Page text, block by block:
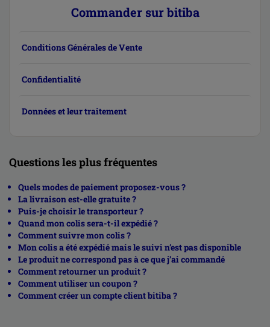
Commander sur bitiba
Conditions Générales de Vente
Confidentialité
Données et leur traitement
Questions les plus fréquentes
Quels modes de paiement proposez-vous ?
La livraison est-elle gratuite ?
Puis-je choisir le transporteur ?
Quand mon colis sera-t-il expédié ?
Comment suivre mon colis ?
Mon colis a été expédié mais le suivi n’est pas disponible
Le produit ne correspond pas à ce que j’ai commandé
Comment retourner un produit ?
Comment utiliser un coupon ?
Comment créer un compte client bitiba ?